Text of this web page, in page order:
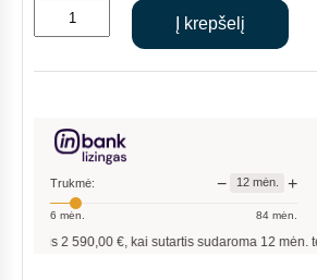
was:
€3,842.00.
produkto
kiekis:
TEC
1.60
dujinis
kondensacinis
Į krepšelį
Trukmė: − 12mėn. +
6 mėn. 84 mėn.
2 590,00 €, kai sutartis sudaroma12mėn. terminui,